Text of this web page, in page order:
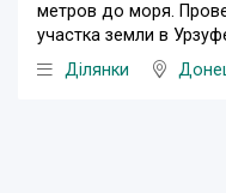
метров до моря.
участка земли в
Ділянки